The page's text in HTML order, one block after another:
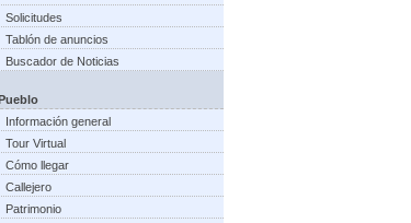
Solicitudes
Tablón de anuncios
Buscador de Noticias
Información general
Tour Virtual
Cómo llegar
Callejero
Patrimonio